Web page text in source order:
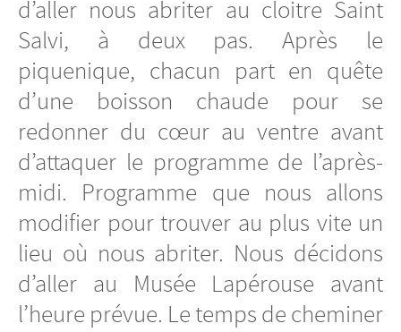
d’aller nous abriter au cloitre Saint
Salvi, à deux pas. Après le
piquenique, chacun part en quête
d’une boisson chaude pour se
redonner du cœur au ventre avant
d’attaquer le programme de l’après-
midi. Programme que nous allons
modifier pour trouver au plus vite un
lieu où nous abriter. Nous décidons
d’aller au Musée Lapérouse avant
l’heure prévue. Le temps de cheminer